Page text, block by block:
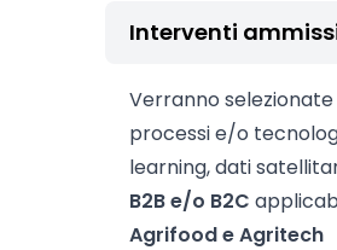
Interventi
Verranno selezionate
processi e/o
learning, dati
B2B e/o B2C
Agrifood e Agritech